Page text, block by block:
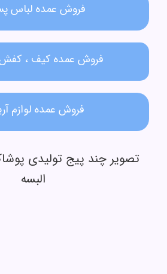
فروش عمده لباس
فروش عمده کیف ،
فروش عمده لوازم
تصویر چند پیج تولیدی
البسه